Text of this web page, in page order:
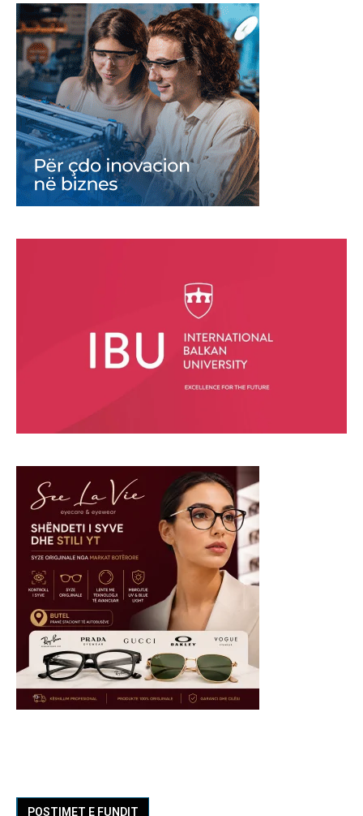
POSTIMET E FUNDIT